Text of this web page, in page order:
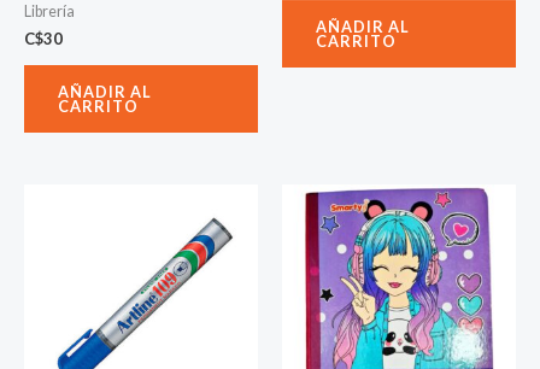
Librería
C$30
AÑADIR AL
CARRITO
AÑADIR AL
CARRITO